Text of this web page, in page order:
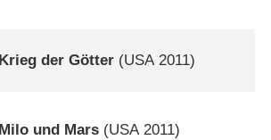
Krieg der Götter (USA2011)
Milo und Mars (USA2011)